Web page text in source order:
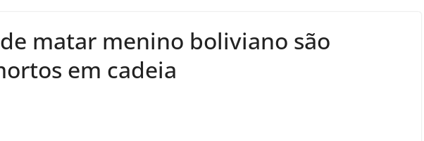
matar menino boliviano são
em cadeia